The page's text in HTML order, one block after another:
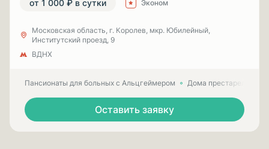
от 1 000 ₽ в сутки Эконом
Московская область, г. Королев, мкр. Юбилейный,
Институтский проезд, 9
ВДНХ
Пансионаты для больных с Альцгеймером Дома престарелых
Оставить заявку